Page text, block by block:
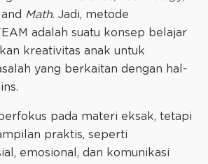
and Math. Jadi, metode
adalah suatu konsep belajar
kreativitas anak untuk
yang berkaitan dengan hal-
pada materi eksak, tetapi
praktis, seperti
emosional, dan komunikasi